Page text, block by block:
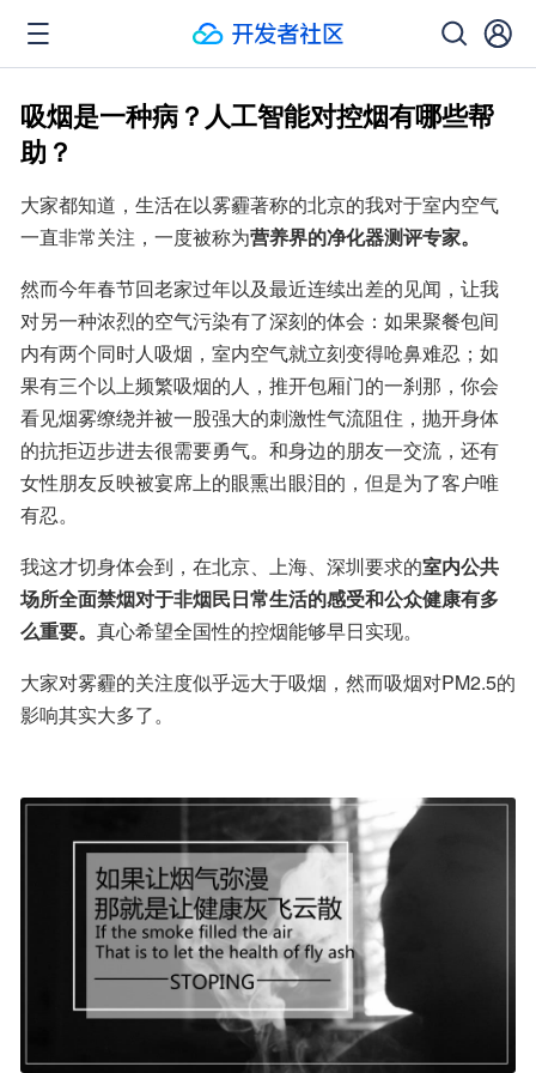
吸烟是一种病？人工智能对控烟有哪些帮
助？
大家都知道，生活在以雾霾著称的北京的我对于室内空气
一直非常关注，一度被称为营养界的净化器测评专家。
然而今年春节回老家过年以及最近连续出差的见闻，让我
对另一种浓烈的空气污染有了深刻的体会：如果聚餐包间
内有两个同时人吸烟，室内空气就立刻变得呛鼻难忍；如
果有三个以上频繁吸烟的人，推开包厢门的一刹那，你会
看见烟雾缭绕并被一股强大的刺激性气流阻住，抛开身体
的抗拒迈步进去很需要勇气。和身边的朋友一交流，还有
女性朋友反映被宴席上的眼熏出眼泪的，但是为了客户唯
有忍。
我这才切身体会到，在北京、上海、深圳要求的室内公共
场所全面禁烟对于非烟民日常生活的感受和公众健康有多
么重要。 真心希望全国性的控烟能够早日实现。
大家对雾霾的关注度似乎远大于吸烟，然而吸烟对PM2.5的
影响其实大多了。